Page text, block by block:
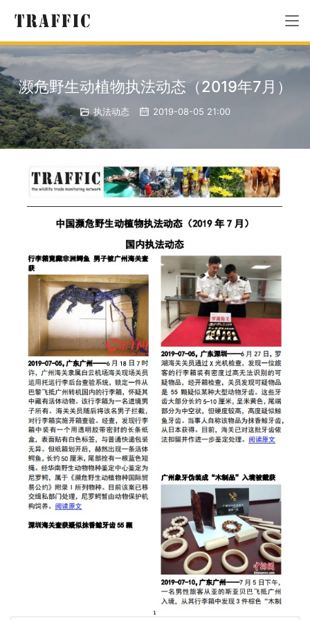
濒危野生动植物执法动态（2019年7月）
执法动态 2019-08-05 21:00